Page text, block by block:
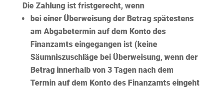
Die Zahlung ist fristgerecht, wenn
bei einer Überweisungder Betrag spätestens
am Abgabetermin auf dem Konto des
Finanzamts eingegangen ist (keine
Säumniszuschläge bei Überweisung, wenn der
Betrag innerhalb von 3 Tagen nach dem
Termin auf dem Konto des Finanzamts eingeht